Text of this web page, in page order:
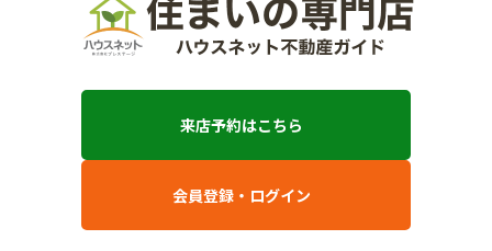
来店予約はこちら
会員登録・ログイン